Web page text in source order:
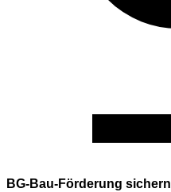
BG-Bau-Förderung sichern